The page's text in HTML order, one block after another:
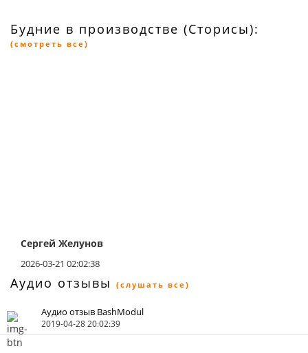
Будние в производстве (Сторисы):
(смотреть все)
Сергей Желунов
2026-03-21 02:02:38
Аудио отзывы (слушать все)
Аудио отзыв BashModul
2019-04-28 20:02:39